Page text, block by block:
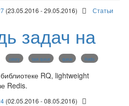
(23.05.2016 - 29.05.2016) Статьи
задач на
celery task queue queue Redis
RQ, lightweight
Redis.
(02.05.2016 - 08.05.2016)